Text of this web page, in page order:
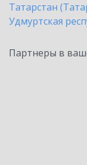
Татарстан
Удмуртская
Партнеры в